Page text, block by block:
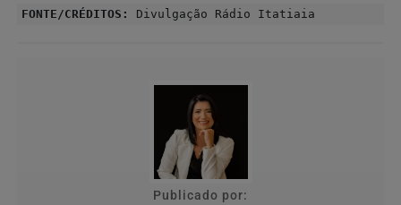
FONTE/CRÉDITOS: Divulgação Rádio Itatiaia
Publicado por: